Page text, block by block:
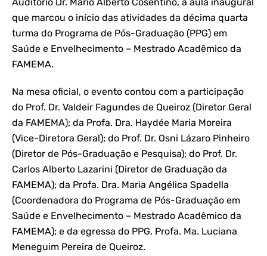
que marcou o início das atividades da décima quarta
turma do Programa de Pós-Graduação (PPG) em
Saúde e Envelhecimento – Mestrado Acadêmico da
FAMEMA.
Na mesa oficial, o evento contou com a participação
do Prof. Dr. Valdeir Fagundes de Queiroz (Diretor Geral
da FAMEMA); da Profa. Dra. Haydée Maria Moreira
(Vice-Diretora Geral); do Prof. Dr. Osni Lázaro Pinheiro
(Diretor de Pós-Graduação e Pesquisa); do Prof. Dr.
Carlos Alberto Lazarini (Diretor de Graduação da
FAMEMA); da Profa. Dra. Maria Angélica Spadella
(Coordenadora do Programa de Pós-Graduação em
Saúde e Envelhecimento – Mestrado Acadêmico da
FAMEMA); e da egressa do PPG, Profa. Ma. Luciana
Meneguim Pereira de Queiroz.